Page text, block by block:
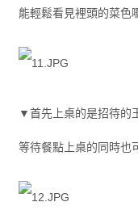
能輕鬆看見裡頭的菜色
▼首先上桌的是招待的
等待餐點上桌的同時也